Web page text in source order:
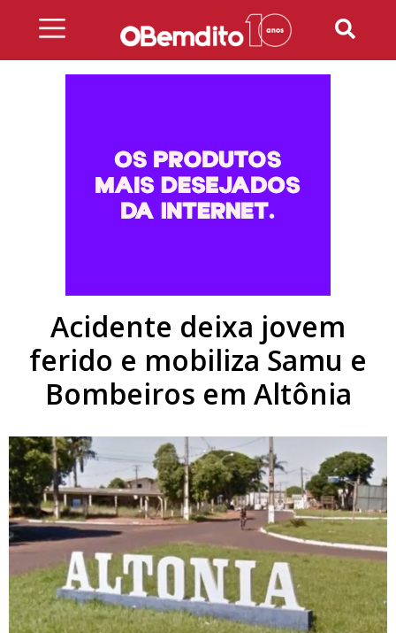
Acidente deixa jovem
ferido e mobiliza Samu e
Bombeiros em Altônia